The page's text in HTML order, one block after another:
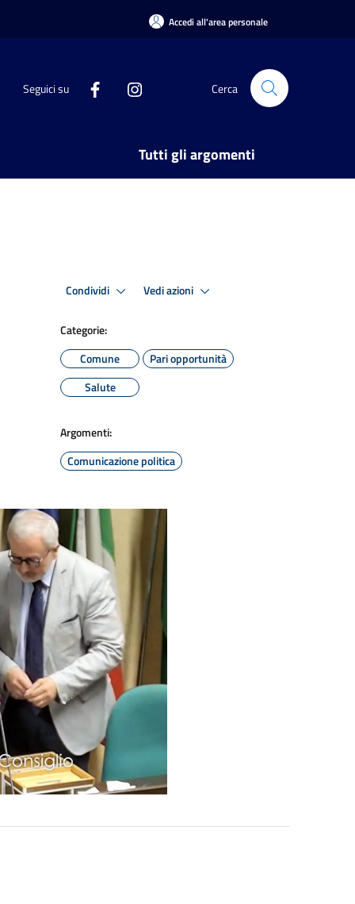
Accedi all'area personale
Seguici su Cerca
Tutti gli argomenti
Condividi Vedi azioni
Categorie:
Comune
Pari opportunità
Salute
Argomenti:
Comunicazione politica